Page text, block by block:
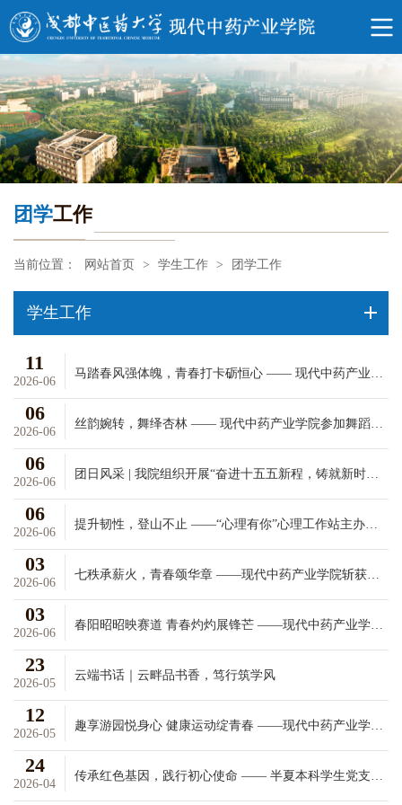
团学工作
当前位置： 网站首页 > 学生工作 > 团学工作
学生工作
11
2026-06
06
2026-06
06
2026-06
06
2026-06
03
2026-06
03
2026-06
23
2026-05
云端书话｜云畔品书香，笃行筑学风
12
2026-05
24
2026-04